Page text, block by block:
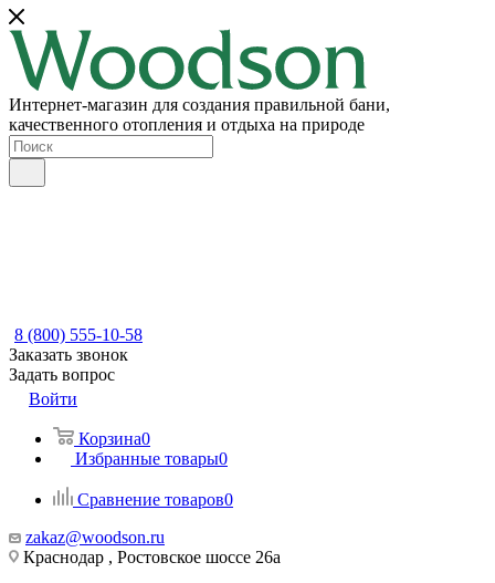
Интернет-магазин для создания правильной бани,
качественного отопления и отдыха на природе
8 (800) 555-10-58
Заказать звонок
Задать вопрос
Войти
Корзина0
Избранные товары0
Сравнение товаров0
zakaz@woodson.ru
Краснодар , Ростовское шоссе 26а